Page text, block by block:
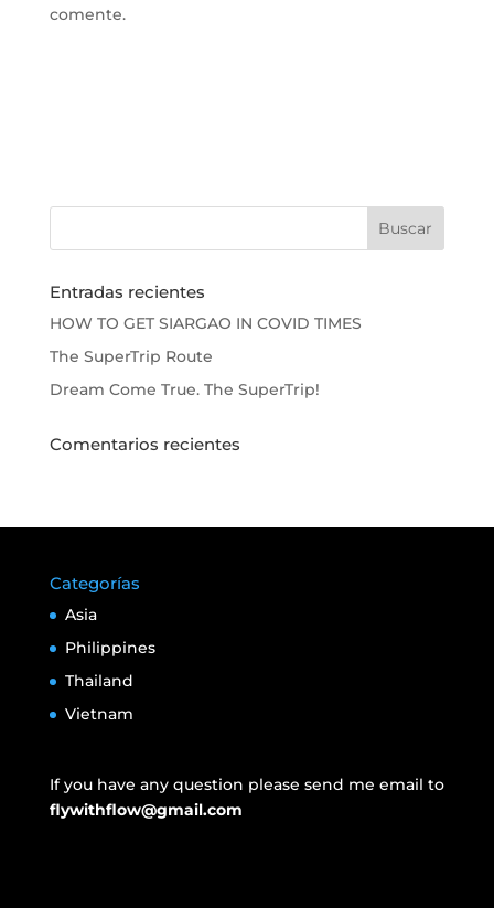
comente.
Entradas recientes
HOW TO GET SIARGAO IN COVID TIMES
The SuperTrip Route
Dream Come True. The SuperTrip!
Comentarios recientes
Categorías
Asia
Philippines
Thailand
Vietnam
If you have any question please send me email to
flywithflow@gmail.com